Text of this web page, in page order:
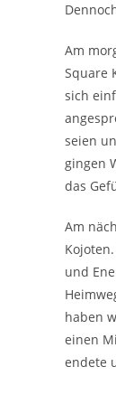
Am
Square
sich
seien
gingen
das
Am
und
haben
einen
endete